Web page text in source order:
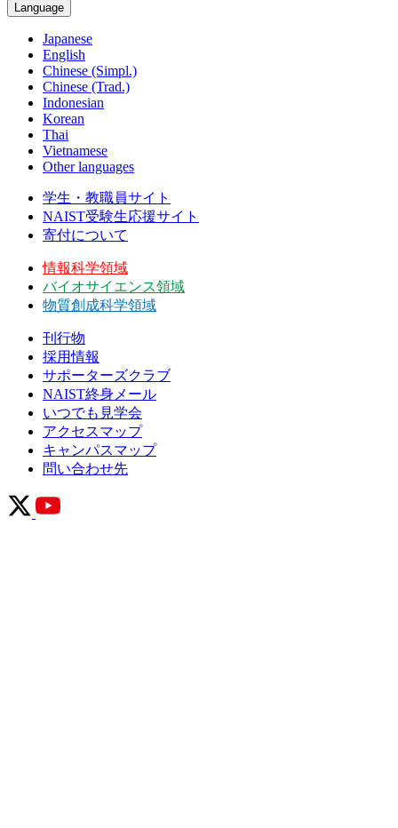
Language
Japanese
English
Chinese (Simpl.)
Chinese (Trad.)
Indonesian
Korean
Thai
Vietnamese
Other languages
学生・教職員サイト
NAIST受験生応援サイト
寄付について
情報科学領域
バイオサイエンス領域
物質創成科学領域
刊行物
採用情報
サポーターズクラブ
NAIST終身メール
いつでも見学会
アクセスマップ
キャンパスマップ
問い合わせ先